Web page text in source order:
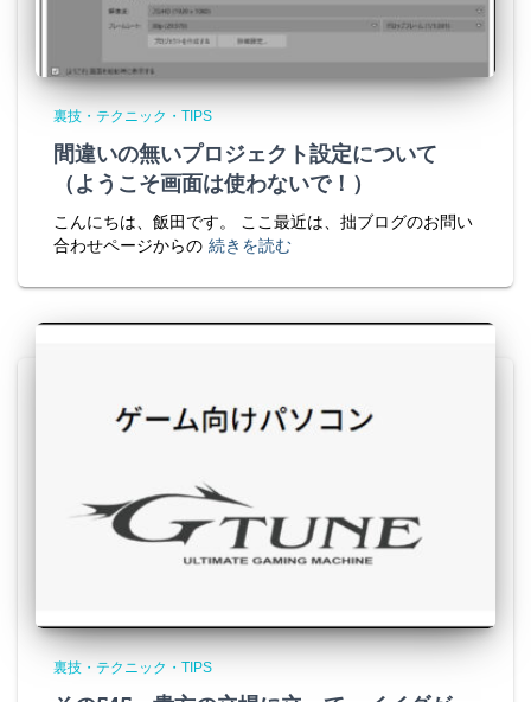
裏技・テクニック・TIPS
間違いの無いプロジェクト設定について
（ようこそ画面は使わないで！）
こんにちは、飯田です。 ここ最近は、拙ブログのお問い
合わせページからの 続きを読む
裏技・テクニック・TIPS